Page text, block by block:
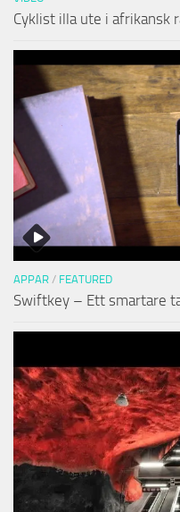
Cyklist illa ute i afrikansk
APPAR / FEATURED
Swiftkey – Ett smartare